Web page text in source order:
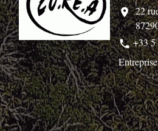
location_on 22
phone +33 5